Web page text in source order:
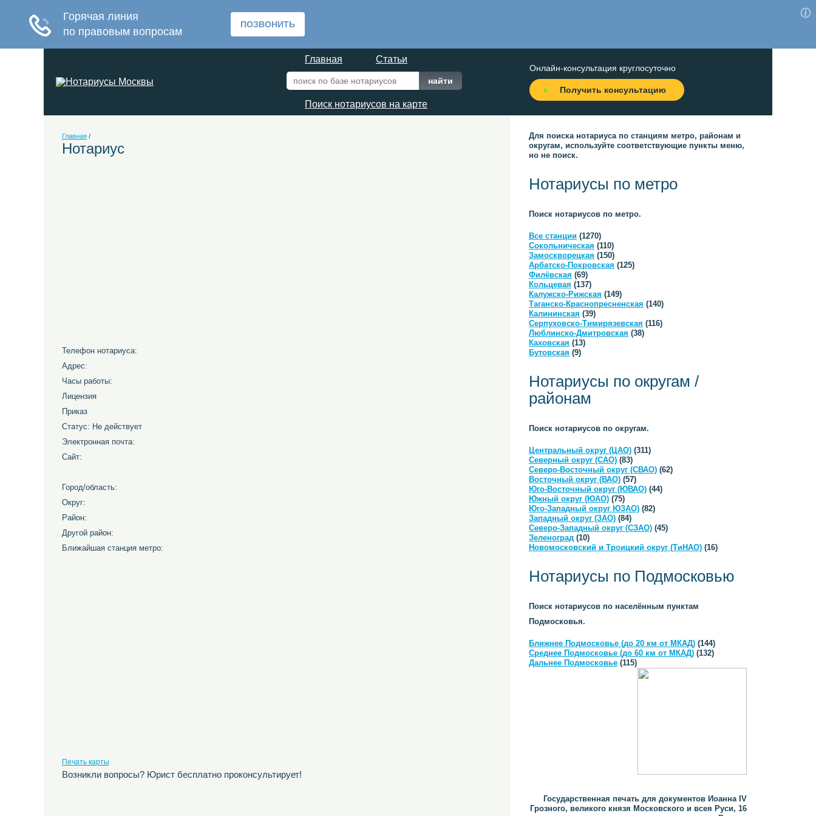
Главная Статьи
Поиск нотариусов на карте
Онлайн-консультация круглосуточно
Получить консультацию
Главная /
Нотариус
Телефон нотариуса:
Адрес:
Часы работы:
Лицензия
Приказ
Статус: Не действует
Электронная почта:
Сайт:
Город/область:
Округ:
Район:
Другой район:
Ближайшая станция метро:
Печать карты
Возникли вопросы? Юрист бесплатно проконсультирует!
Для поиска нотариуса по станциям метро, районам и
округам, используйте соответствующие пункты меню,
но не поиск.
Нотариусы по метро
Поиск нотариусов по метро.
Все станции (1270)
Сокольническая (110)
Замоскворецкая (150)
Арбатско-Покровская (125)
Филёвская (69)
Кольцевая (137)
Калужско-Рижская (149)
Таганско-Краснопресненская (140)
Калининская (39)
Серпуховско-Тимирязевская (116)
Люблинско-Дмитровская (38)
Каховская (13)
Бутовская (9)
Нотариусы по округам /
районам
Поиск нотариусов по округам.
Центральный округ (ЦАО) (311)
Северный округ (САО) (83)
Северо-Восточный округ (СВАО) (62)
Восточный округ (ВАО) (57)
Юго-Восточный округ (ЮВАО) (44)
Южный округ (ЮАО) (75)
Юго-Западный округ ЮЗАО) (82)
Западный округ (ЗАО) (84)
Северо-Западный округ (СЗАО) (45)
Зеленоград (10)
Новомосковский и Троицкий округ (ТиНАО) (16)
Нотариусы по Подмосковью
Поиск нотариусов по населённым пунктам
Подмосковья.
Ближнее Подмосковье (до 20 км от МКАД) (144)
Среднее Подмосковье (до 60 км от МКАД) (132)
Дальнее Подмосковье (115)
Государственная печать для документов Иоанна IV
Грозного, великого князя Московского и всея Руси, 16